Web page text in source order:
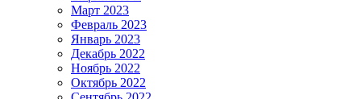
Март 2023
Февраль 2023
Январь 2023
Декабрь 2022
Ноябрь 2022
Октябрь 2022